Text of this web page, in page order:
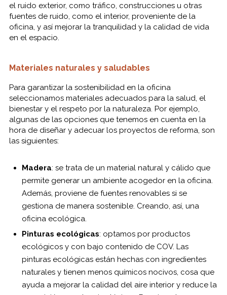
el ruido exterior, como tráfico, construcciones u otras
fuentes de ruido, como el interior, proveniente de la
oficina, y así mejorar la tranquilidad y la calidad de vida
en el espacio.
Materiales naturales y saludables
Para garantizar la sostenibilidad en la oficina
seleccionamos materiales adecuados para la salud, el
bienestar y el respeto por la naturaleza. Por ejemplo,
algunas de las opciones que tenemos en cuenta en la
hora de diseñar y adecuar los proyectos de reforma, son
las siguientes:
Madera: se trata de un material natural y cálido que
permite generar un ambiente acogedor en la oficina.
Además, proviene de fuentes renovables si se
gestiona de manera sostenible. Creando, así, una
oficina ecológica.
Pinturas ecológicas: optamos por productos
ecológicos y con bajo contenido de COV. Las
pinturas ecológicas están hechas con ingredientes
naturales y tienen menos químicos nocivos, cosa que
ayuda a mejorar la calidad del aire interior y reduce la